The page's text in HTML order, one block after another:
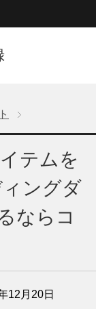
テムを
ングダ
ならコ
12月20日